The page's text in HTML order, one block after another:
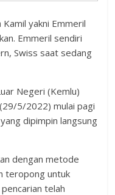
Kamil yakni Emmeril
Emmeril sendiri
Swiss saat sedang
Negeri (Kemlu)
5/2022) mulai pagi
dipimpin langsung
dengan metode
teropong untuk
telah